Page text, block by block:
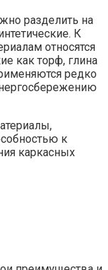
разделить на
К
относятся
как торф, глина
редко
к
каркасных